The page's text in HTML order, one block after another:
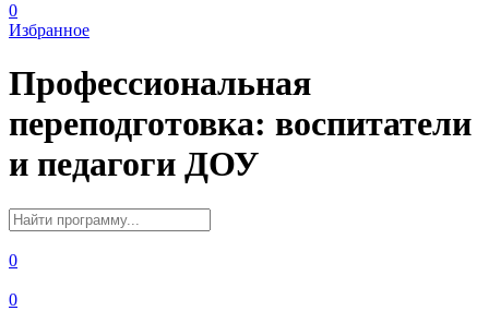
0
Избранное
Профессиональная
переподготовка: воспитатели
и педагоги ДОУ
0
0